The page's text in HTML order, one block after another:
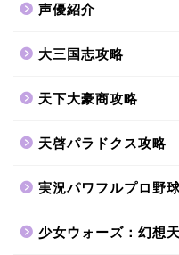
声優紹介
大三国志攻略
天下大豪商攻略
天啓パラドクス攻略
実況パワフルプロ野
少女ウォーズ：幻想